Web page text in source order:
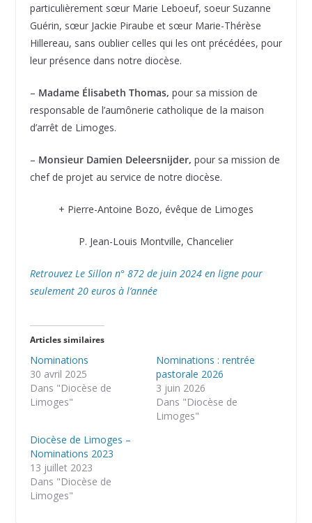
particulièrement sœur Marie Leboeuf, soeur Suzanne
Guérin, sœur Jackie Piraube et sœur Marie-Thérèse
Hillereau, sans oublier celles qui les ont précédées, pour
leur présence dans notre diocèse.
– Madame Élisabeth Thomas, pour sa mission de
responsable de l’aumônerie catholique de la maison
d’arrêt de Limoges.
– Monsieur Damien Deleersnijder, pour sa mission de
chef de projet au service de notre diocèse.
+ Pierre-Antoine Bozo, évêque de Limoges
P. Jean-Louis Montville, Chancelier
Retrouvez Le Sillon n° 872 de juin 2024 en ligne pour
seulement 20 euros à l’année
Articles similaires
Nominations
30 avril 2025
Dans "Diocèse de
Limoges"
Nominations : rentrée
pastorale 2026
3 juin 2026
Dans "Diocèse de
Limoges"
Diocèse de Limoges –
Nominations 2023
13 juillet 2023
Dans "Diocèse de
Limoges"